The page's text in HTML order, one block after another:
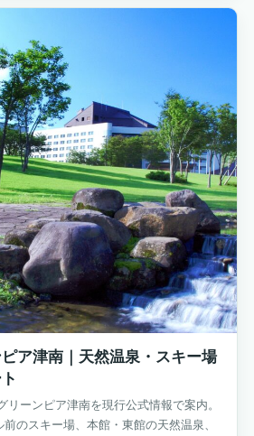
ア津南｜天然温泉・スキー場
リーンピア津南を現行公式情報で案内。
のスキー場、本館・東館の天然温泉、